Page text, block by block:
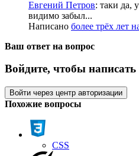
Евгений Петров: таки да,
видимо забыл...
Написано более трёх лет
Ваш ответ на вопрос
Войдите, чтобы написать
Войти через центр авторизации
Похожие вопросы
CSS